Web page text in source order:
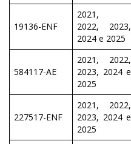
19136-ENF
2021,
2022, 2023,
2024 e 2025
584117-AE
2021, 2022,
2023, 2024 e
2025
227517-ENF
2021, 2022,
2023, 2024 e
2025